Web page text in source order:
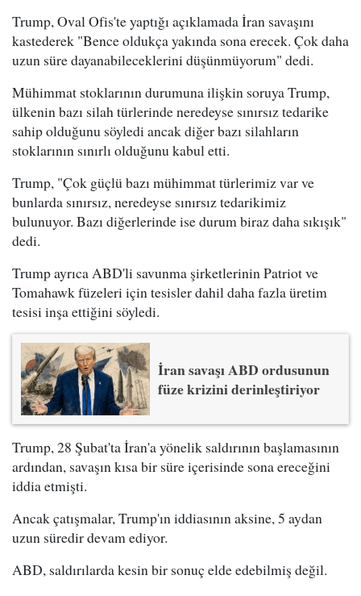
Trump, Oval Ofis'te yaptığı açıklamada İran savaşını
kastederek "Bence oldukça yakında sona erecek. Çok daha
uzun süre dayanabileceklerini düşünmüyorum" dedi.
Mühimmat stoklarının durumuna ilişkin soruya Trump,
ülkenin bazı silah türlerinde neredeyse sınırsız tedarike
sahip olduğunu söyledi ancak diğer bazı silahların
stoklarının sınırlı olduğunu kabul etti.
Trump, "Çok güçlü bazı mühimmat türlerimiz var ve
bunlarda sınırsız, neredeyse sınırsız tedarikimiz
bulunuyor. Bazı diğerlerinde ise durum biraz daha sıkışık"
dedi.
Trump ayrıca ABD'li savunma şirketlerinin Patriot ve
Tomahawk füzeleri için tesisler dahil daha fazla üretim
tesisi inşa ettiğini söyledi.
İran savaşı ABD ordusunun
füze krizini derinleştiriyor
Trump, 28 Şubat'ta İran'a yönelik saldırının başlamasının
ardından, savaşın kısa bir süre içerisinde sona ereceğini
iddia etmişti.
Ancak çatışmalar, Trump'ın iddiasının aksine, 5 aydan
uzun süredir devam ediyor.
ABD, saldırılarda kesin bir sonuç elde edebilmiş değil.